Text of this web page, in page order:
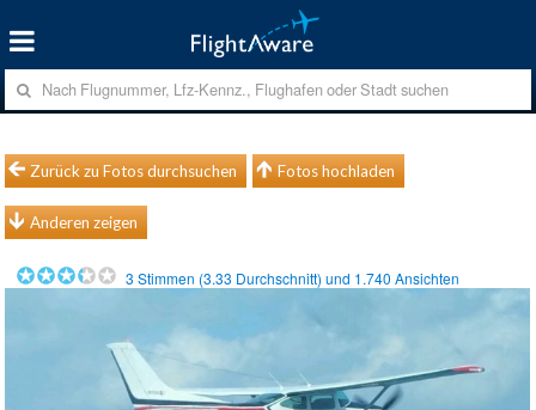
Zurück zu Fotos durchsuchen Fotos hochladen
Anderen zeigen
3 Stimmen (3.33 Durchschnitt) und 1.740 Ansichten